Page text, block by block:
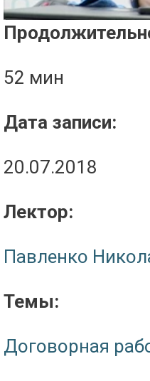
52 мин
Дата записи:
20.07.2018
Лектор:
Павленко
Темы:
Договорная